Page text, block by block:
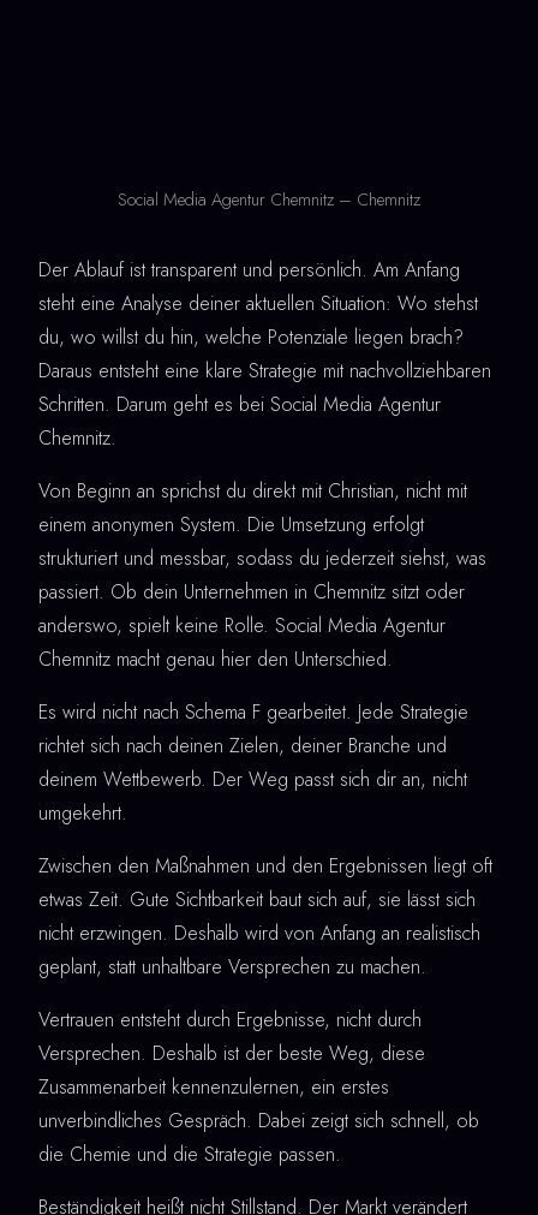
Social Media Agentur Chemnitz – Chemnitz
Der Ablauf ist transparent und persönlich. Am Anfang
steht eine Analyse deiner aktuellen Situation: Wo stehst
du, wo willst du hin, welche Potenziale liegen brach?
Daraus entsteht eine klare Strategie mit nachvollziehbaren
Schritten. Darum geht es bei Social Media Agentur
Chemnitz.
Von Beginn an sprichst du direkt mit Christian, nicht mit
einem anonymen System. Die Umsetzung erfolgt
strukturiert und messbar, sodass du jederzeit siehst, was
passiert. Ob dein Unternehmen in Chemnitz sitzt oder
anderswo, spielt keine Rolle. Social Media Agentur
Chemnitz macht genau hier den Unterschied.
Es wird nicht nach Schema F gearbeitet. Jede Strategie
richtet sich nach deinen Zielen, deiner Branche und
deinem Wettbewerb. Der Weg passt sich dir an, nicht
umgekehrt.
Zwischen den Maßnahmen und den Ergebnissen liegt oft
etwas Zeit. Gute Sichtbarkeit baut sich auf, sie lässt sich
nicht erzwingen. Deshalb wird von Anfang an realistisch
geplant, statt unhaltbare Versprechen zu machen.
Vertrauen entsteht durch Ergebnisse, nicht durch
Versprechen. Deshalb ist der beste Weg, diese
Zusammenarbeit kennenzulernen, ein erstes
unverbindliches Gespräch. Dabei zeigt sich schnell, ob
die Chemie und die Strategie passen.
Beständigkeit heißt nicht Stillstand. Der Markt verändert